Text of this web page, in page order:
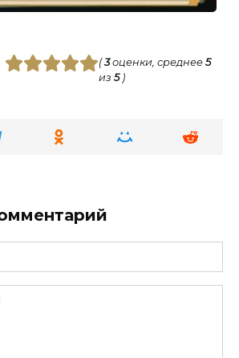
(3оценки, среднее 5
из 5)